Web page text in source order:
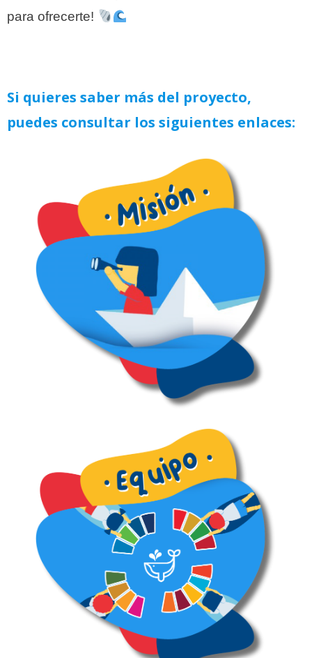
para ofrecerte!
Si quieres saber más del proyecto,
puedes consultar los siguientes enlaces: